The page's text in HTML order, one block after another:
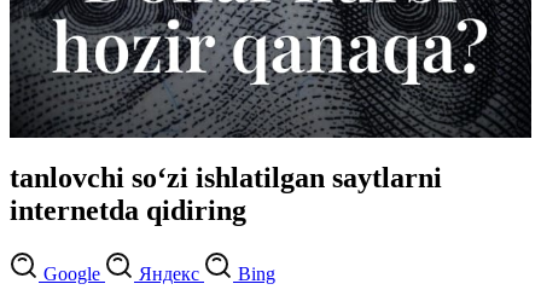
tanlovchi so‘zi ishlatilgan saytlarni
internetda qidiring
Google Яндекс Bing